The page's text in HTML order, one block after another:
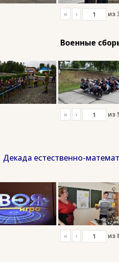
« ‹ из
Военные
« ‹ из
Декада естественно-
« ‹ из